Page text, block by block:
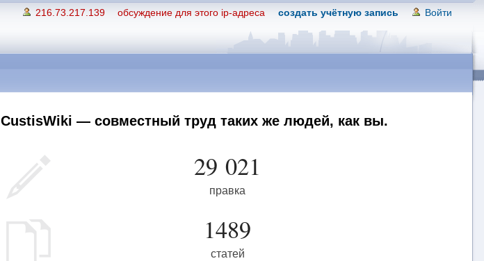
216.73.217.139 обсуждение для этого ip-адреса создать учётную запись Войти
CustisWiki — совместный труд таких же людей, как вы.
29 021
правка
1489
статей